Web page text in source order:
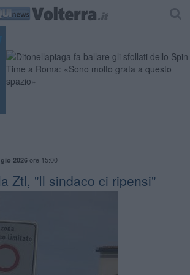
2026ore 15:00
Ztl, "Il sindaco ci ripensi"